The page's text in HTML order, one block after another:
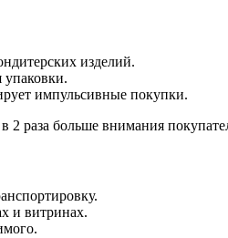
изделий.
упаковки.
импульсивные покупки.
раза больше внимания
и витринах.